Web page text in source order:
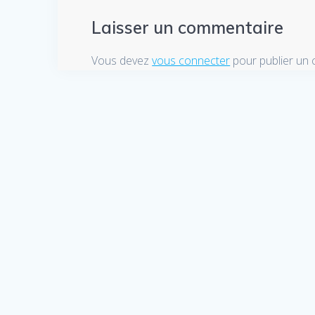
Laisser un commentaire
Vous devezvous connecter pour publier un